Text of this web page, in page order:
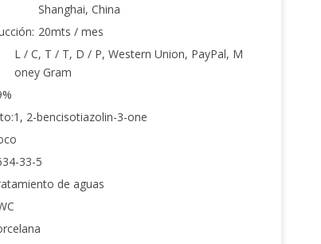
Shanghai, China
20mts / mes
L / C, T / T, D / P, Western Union, PayPal, M
oney Gram
1, 2-bencisotiazolin-3-one
33-5
de aguas